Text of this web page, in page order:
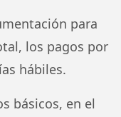
para
los pagos por
hábiles.
básicos, en el